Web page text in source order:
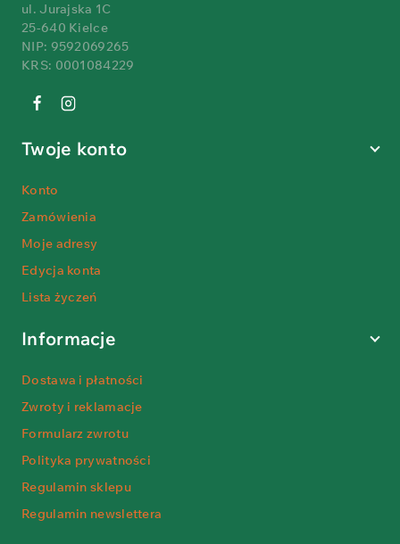
ul. Jurajska 1C
25-640 Kielce
NIP: 9592069265
KRS: 0001084229
Twoje konto
Konto
Zamówienia
Moje adresy
Edycja konta
Lista życzeń
Informacje
Dostawa i płatności
Zwroty i reklamacje
Formularz zwrotu
Polityka prywatności
Regulamin sklepu
Regulamin newslettera